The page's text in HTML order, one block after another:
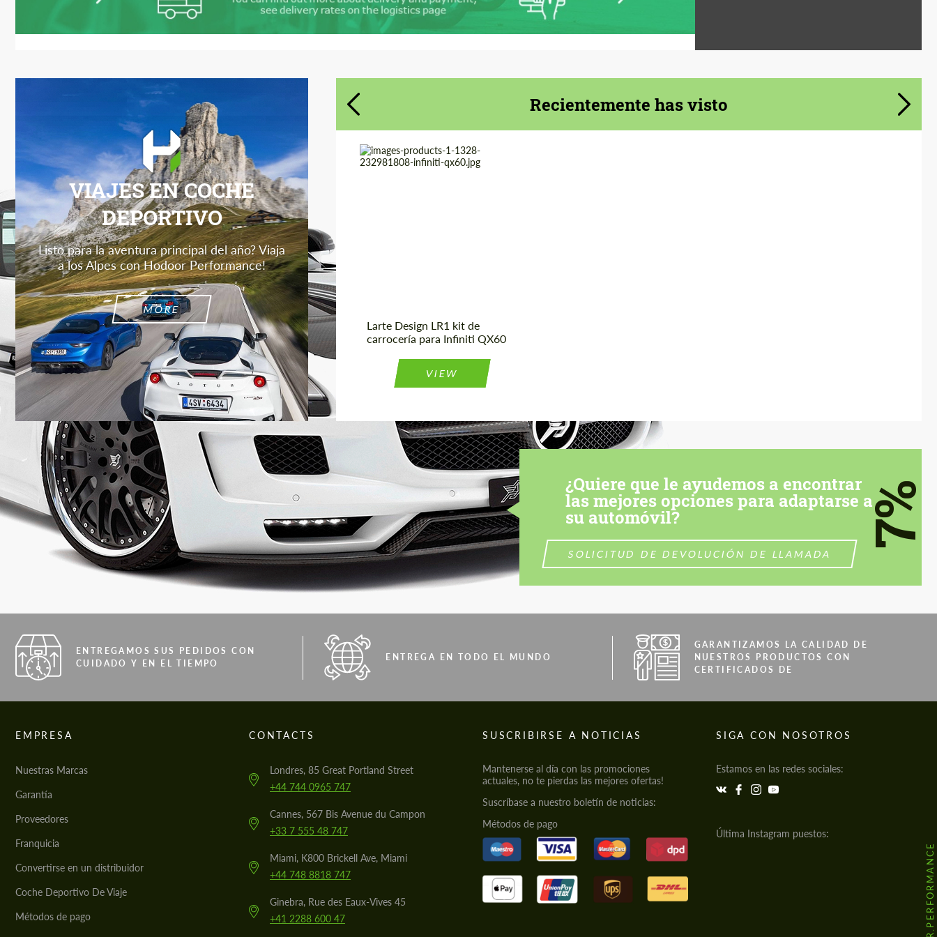
VIAJES EN COCHE
DEPORTIVO
Listo para la aventura principal del año? Viaja
a los Alpes con Hodoor Performance!
MORE
Recientemente has visto
Larte Design LR1 kit de
carrocería para Infiniti QX60
VIEW
¿Quiere que le ayudemos a encontrar
las mejores opciones para adaptarse a
su automóvil?
SOLICITUD DE DEVOLUCIÓN DE LLAMADA
7%
ENTREGAMOS SUS PEDIDOS CON
CUIDADO Y EN EL TIEMPO
ENTREGA EN TODO EL MUNDO
GARANTIZAMOS LA CALIDAD DE
NUESTROS PRODUCTOS CON
CERTIFICADOS DE
EMPRESA
Nuestras Marcas
Garantía
Proveedores
Franquicia
Convertirse en un distribuidor
Coche Deportivo De Viaje
Métodos de pago
CONTACTS
Londres, 85 Great Portland Street
+44 744 0965 747
Cannes, 567 Bis Avenue du Campon
+33 7 555 48 747
Miami, K800 Brickell Ave, Miami
+44 748 8818 747
Ginebra, Rue des Eaux-Vives 45
+41 2288 600 47
SUSCRIBIRSE A NOTICIAS
Mantenerse al día con las promociones
actuales, no te pierdas las mejores ofertas!
Suscríbase a nuestro boletín de noticias:
Métodos de pago
SIGA CON NOSOTROS
Estamos en las redes sociales:
Última Instagram puestos:
Acepta el tratamiento de datos de
Acepta el tratamiento de datos de